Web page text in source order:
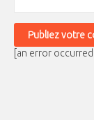
[an error